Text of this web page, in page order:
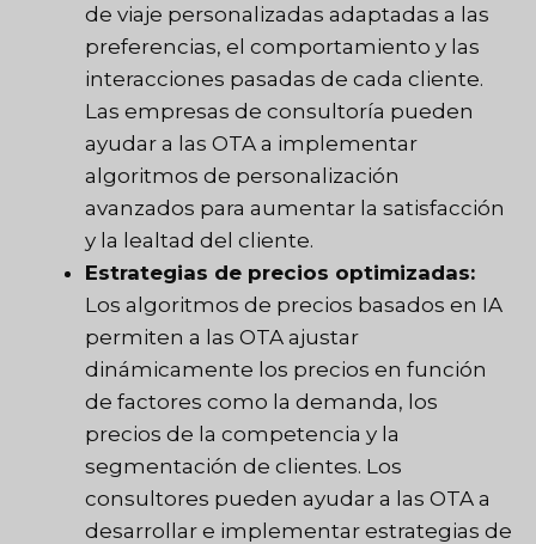
de viaje personalizadas adaptadas a las
preferencias, el comportamiento y las
interacciones pasadas de cada cliente.
Las empresas de consultoría pueden
ayudar a las OTA a implementar
algoritmos de personalización
avanzados para aumentar la satisfacción
y la lealtad del cliente.
Estrategias de precios optimizadas:
Los algoritmos de precios basados en IA
permiten a las OTA ajustar
dinámicamente los precios en función
de factores como la demanda, los
precios de la competencia y la
segmentación de clientes. Los
consultores pueden ayudar a las OTA a
desarrollar e implementar estrategias de